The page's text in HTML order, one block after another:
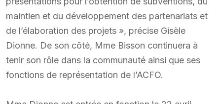
maintien et du développement des partenariats et
de l’élaboration des projets », précise Gisèle
Dionne. De son côté, Mme Bisson continuera à
tenir son rôle dans la communauté ainsi que ses
fonctions de représentation de l’ACFO.